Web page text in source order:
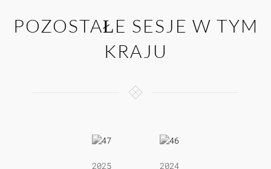
POZOSTAŁE SESJE W TYM
KRAJU
2025 2024